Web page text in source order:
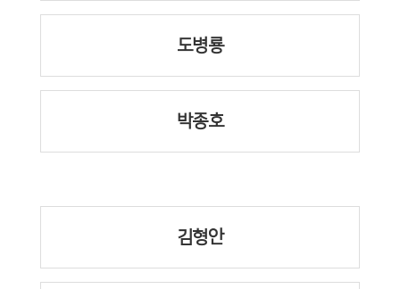
도병룡
박종호
김형안